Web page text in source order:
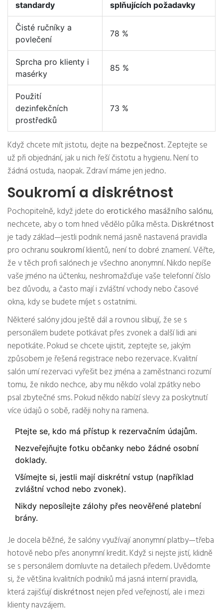
standardy splňujících požadavky
Čisté ručníky a
povlečení
78 %
Sprcha pro klienty i
masérky
85 %
Použití
dezinfekčních
prostředků
73 %
Když chcete mít jistotu, dejte na bezpečnost. Zeptejte se
už při objednání, jak u nich řeší čistotu a hygienu. Není to
žádná ostuda, naopak. Zdraví máme jen jedno.
Soukromí a diskrétnost
Pochopitelně, když jdete doerotického masážního salónu,
nechcete, aby o tom hned vědělo půlka města.Diskrétnost
je tady základ—jestli podnik nemá jasně nastavená pravidla
pro ochranusoukromíklientů, není to dobré znamení. Věřte,
že v těch profi salónech je všechno anonymní. Nikdo nepíše
vaše jméno na účtenku, neshromažďuje vaše telefonní číslo
bez důvodu, a často mají i zvláštní vchody nebo časové
okna, kdy se budete míjet s ostatními.
Některé salóny jdou ještě dál a rovnou slibují, že se s
personálem budete potkávat přes zvonek a další lidi ani
nepotkáte. Pokud se chcete ujistit, zeptejte se, jakým
způsobem je řešená registrace nebo rezervace. Kvalitní
salón umí rezervaci vyřešit bez jména a zaměstnanci rozumí
tomu, že nikdo nechce, aby mu někdo volal zpátky nebo
psal zbytečné sms. Pokud někdo nabízí slevy za poskytnutí
více údajů o sobě, raději nohy na ramena.
Ptejte se, kdo má přístup k rezervačním údajům.
Nezveřejňujte fotku občanky nebo žádné osobní
doklady.
Všímejte si, jestli mají diskrétní vstup (například
zvláštní vchod nebo zvonek).
Nikdy neposílejte zálohy přes neověřené platební
brány.
Je docela běžné, že salóny využívají anonymní platby—třeba
hotově nebo přes anonymní kredit. Když si nejste jistí, klidně
se s personálem domluvte na detailech předem. Uvědomte
si, že většina kvalitních podniků má jasná interní pravidla,
která zajišťujídiskrétnost nejen před veřejností, ale i mezi
klienty navzájem.